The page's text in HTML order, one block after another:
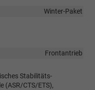
Winter-Paket
Frontantrieb
Stabilitäts-
(ASR/CTS/ETS),